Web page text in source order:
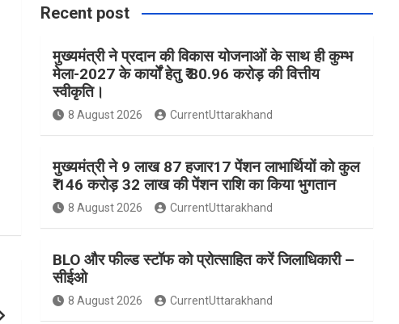
b
o
o
k
a
g
r
a
m
e
r
e
s
t
t
e
r
u
b
Recent post
मुख्यमंत्री ने प्रदान की विकास योजनाओं के साथ ही कुम्भ
मेला-2027 के कार्यों हेतु ₹ 80.96 करोड़ की वित्तीय
स्वीकृति।
8 August 2026 CurrentUttarakhand
मुख्यमंत्री ने 9 लाख 87 हजार17 पेंशन लाभार्थियों को कुल
₹ 146 करोड़ 32 लाख की पेंशन राशि का किया भुगतान
8 August 2026 CurrentUttarakhand
BLO और फील्ड स्टॉफ को प्रोत्साहित करें जिलाधिकारी –
सीईओ
8 August 2026 CurrentUttarakhand